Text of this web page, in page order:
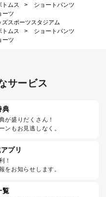
トムス >
ショートパンツ
ーツ
ズスポーツスタジアム
トムス >
ショートパンツ
ーツ
サービス
典
が盛りだくさん！
ンもお見逃しなく。
プリ
！
をお知らせします。
覧